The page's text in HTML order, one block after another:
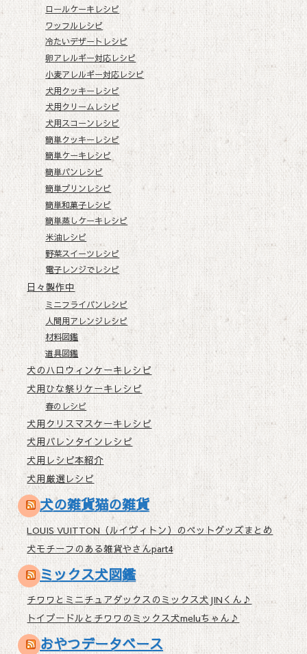
ロールケーキレシピ
ワッフルレシピ
冷たいデザートレシピ
卵アレルギー対応レシピ
小麦アレルギー対応レシピ
犬用クッキーレシピ
犬用クリームレシピ
犬用スコーンレシピ
簡単クッキーレシピ
簡単ケーキレシピ
簡単パンレシピ
簡単プリンレシピ
簡単和菓子レシピ
簡単蒸しケーキレシピ
米油レシピ
野菜スイーツレシピ
電子レンジでレシピ
日々製作中
ミニフライパンレシピ
人間用アレンジレシピ
材料図鑑
道具図鑑
犬のハロウィンケーキレシピ
犬用ひな祭りケーキレシピ
春のレシピ
犬用クリスマスケーキレシピ
犬用バレンタインレシピ
犬用レシピ本紹介
犬用厳選レシピ
犬の雑貨猫の雑貨
LOUIS VUITTON（ルイヴィトン）のペットグッズまとめ
犬モチーフのある雑貨やさんpart4
ミックス犬図鑑
チワワとミニチュアダックスのミックス犬JINくん♪
トイプードルとチワワのミックス犬meluちゃん♪
おやつデータベース